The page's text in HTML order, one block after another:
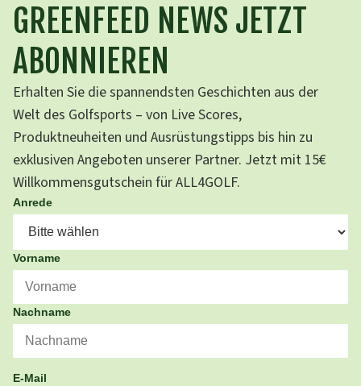
GREENFEED NEWS JETZT
ABONNIEREN
Erhalten Sie die spannendsten Geschichten aus der
Welt des Golfsports – von Live Scores,
Produktneuheiten und Ausrüstungstipps bis hin zu
exklusiven Angeboten unserer Partner. Jetzt mit 15€
Willkommensgutschein für ALL4GOLF.
Anrede
Vorname
Nachname
E-Mail